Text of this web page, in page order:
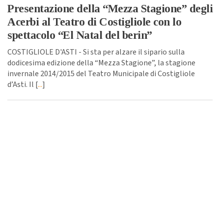
Presentazione della “Mezza Stagione” degli
Acerbi al Teatro di Costigliole con lo
spettacolo “El Natal del berin”
COSTIGLIOLE D'ASTI - Si sta per alzare il sipario sulla
dodicesima edizione della “Mezza Stagione”, la stagione
invernale 2014/2015 del Teatro Municipale di Costigliole
d’Asti. Il [...]